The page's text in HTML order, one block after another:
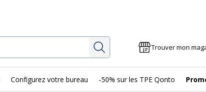
Rechercher Trouver mon
Configurez votre bureau -50% sur les TPE Qonto